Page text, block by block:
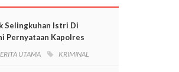
Selingkuhan Istri Di
Pernyataan Kapolres
UTAMA KRIMINAL